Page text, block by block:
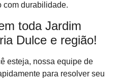
com durabilidade.
toda Jardim
Dulce e região!
esteja, nossa equipe de
para resolver seu